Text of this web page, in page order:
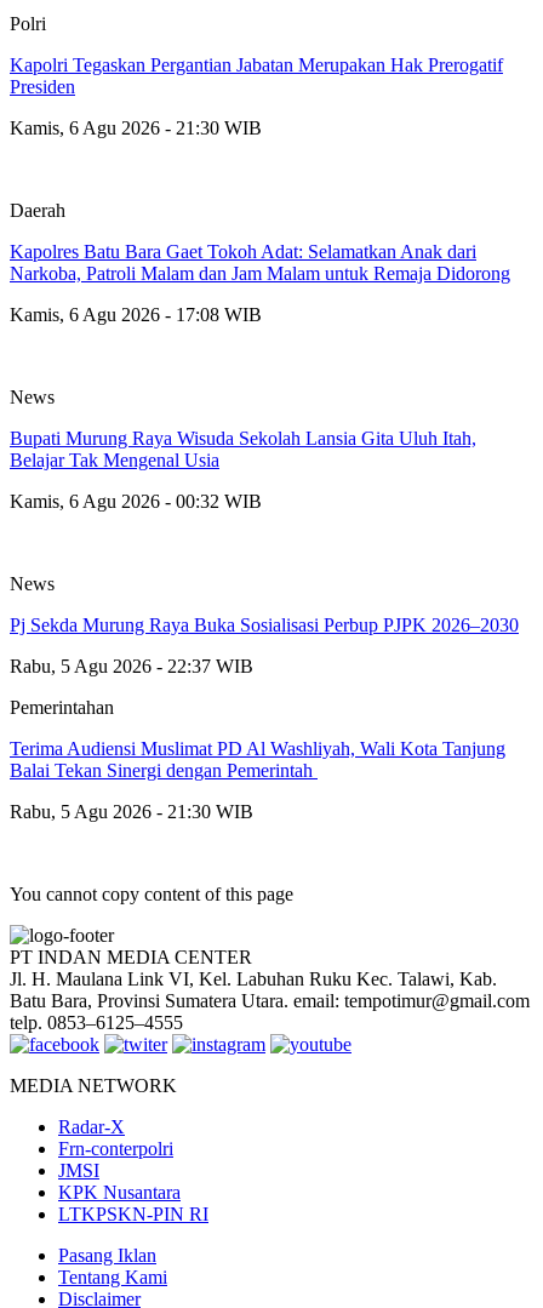
Polri
Kapolri Tegaskan Pergantian Jabatan Merupakan Hak Prerogatif
Presiden
Kamis, 6 Agu 2026 - 21:30 WIB
Daerah
Kapolres Batu Bara Gaet Tokoh Adat: Selamatkan Anak dari
Narkoba, Patroli Malam dan Jam Malam untuk Remaja Didorong
Kamis, 6 Agu 2026 - 17:08 WIB
News
Bupati Murung Raya Wisuda Sekolah Lansia Gita Uluh Itah,
Belajar Tak Mengenal Usia
Kamis, 6 Agu 2026 - 00:32 WIB
News
Pj Sekda Murung Raya Buka Sosialisasi Perbup PJPK 2026–2030
Rabu, 5 Agu 2026 - 22:37 WIB
Pemerintahan
Terima Audiensi Muslimat PD Al Washliyah, Wali Kota Tanjung
Balai Tekan Sinergi dengan Pemerintah
Rabu, 5 Agu 2026 - 21:30 WIB
You cannot copy content of this page
PT INDAN MEDIA CENTER
Jl. H. Maulana Link VI, Kel. Labuhan Ruku Kec. Talawi, Kab.
Batu Bara, Provinsi Sumatera Utara. email: tempotimur@gmail.com
telp. 0853–6125–4555
MEDIA NETWORK
Radar-X
Frn-conterpolri
JMSI
KPK Nusantara
LTKPSKN-PIN RI
Pasang Iklan
Tentang Kami
Disclaimer